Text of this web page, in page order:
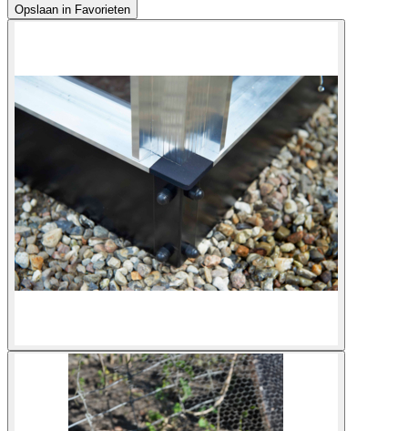
Opslaan in Favorieten